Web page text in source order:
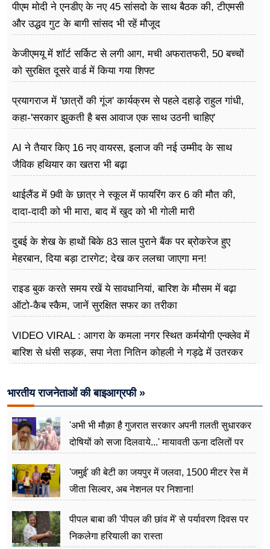
पीएम मोदी ने एनडीए के नए 45 सांसदो के साथ बैठक की, टीएमसी
और उद्धव गुट के बागी सांसद भी रहें मौजूद
केजीएमयू में शॉर्ट सर्किट से लगी आग, मची अफरातफरी, 50 बच्चों
को सुरक्षित दूसरे वार्ड में किया गया शिफ्ट
प्रयागराज में 'छात्रों की गूंज' कार्यक्रम से पहले दहाड़े राहुल गांधी,
कहा-'सरकार झुकती है बस आवाज एक साथ उठनी चाहिए'
AI ने तैयार किए 16 नए वायरस, इलाज की नई उम्मीद के साथ
जैविक हथियार का खतरा भी बढ़ा
थाईलैंड में 9वी के छात्र ने स्कूल में फायरिंग कर 6 की मौत की,
दादा-दादी को भी मारा, बाद में खुद को भी गोली मारी
दुबई के शेख के हाथों बिके 83 साल पुराने बैंक पर ब्रोकरेज हुए
मेहरबान, दिया बड़ा टारगेट; देख कर ललचा जाएगा मन!
राइड बुक करते समय रखें ये सावधानियां, बारिश के मौसम में बढ़ा
ऑटो-कैब स्कैम, जानें सुरक्षित सफर का तरीका
VIDEO VIRAL : आगरा के कमला नगर स्थित कर्मयोगी एन्क्लेव में
बारिश से धंसी सड़क, सपा नेता नितिन कोहली ने गड्ढे में उतरकर
भारतीय राजनेताओं की बाइआग्रफी »
'अभी भी मौक़ा है गुजरात सरकार अपनी ग़लती सुधारकर
दोषियों को सजा दिलवाये...' मायावती ऊना दलितों पर
'जमुई' की बेटी का जयपुर में जलवा, 1500 मीटर रेस में
जीता सिल्वर, अब नेशनल पर निशाना!
पीपल बाबा की 'पीपल की छांव में' से पर्यावरण दिवस पर
निकलेगा हरियाली का रास्ता